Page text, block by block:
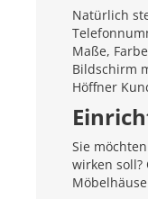
Natürlich
Maße,
Bildschirm
Höffner
Sie
wirken